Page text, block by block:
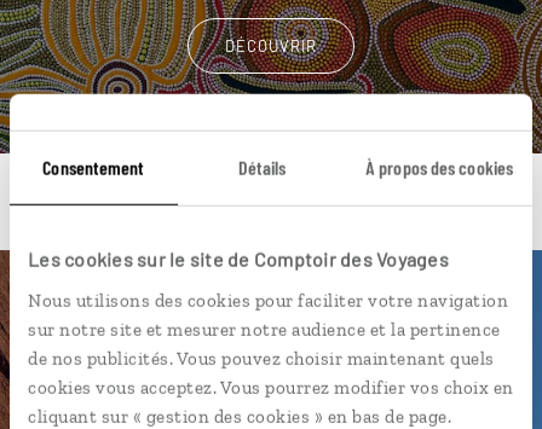
Consentement Détails À propos des cookies
Les cookies sur le site de Comptoir des Voyages
Nous utilisons des cookies pour faciliter votre navigation
sur notre site et mesurer notre audience et la pertinence
de nos publicités. Vous pouvez choisir maintenant quels
cookies vous acceptez. Vous pourrez modifier vos choix en
cliquant sur « gestion des cookies » en bas de page.
DÉCOUVRIR
Une envie de voyage
particulière ?